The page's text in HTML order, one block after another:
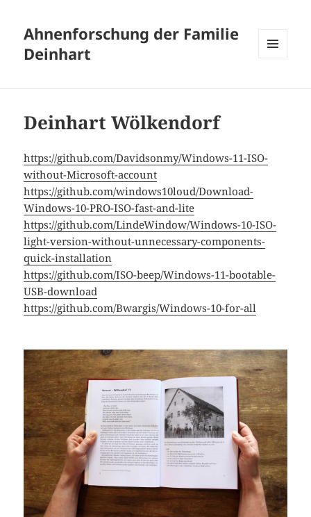
Ahnenforschung der Familie
Deinhart
Deinhart Wölkendorf
https://github.com/Davidsonmy/Windows-11-ISO-
without-Microsoft-account
https://github.com/windows10loud/Download-
Windows-10-PRO-ISO-fast-and-lite
https://github.com/LindeWindow/Windows-10-ISO-
light-version-without-unnecessary-components-
quick-installation
https://github.com/ISO-beep/Windows-11-bootable-
USB-download
https://github.com/Bwargis/Windows-10-for-all